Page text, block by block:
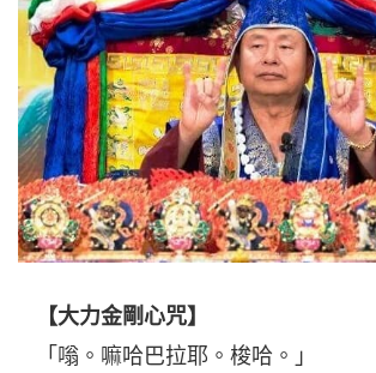
【大力金剛心咒】
「嗡。嘛哈巴拉耶。梭哈。」